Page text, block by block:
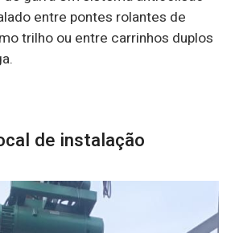
entre pontes rolantes de
trilho ou entre carrinhos duplos
de instalação